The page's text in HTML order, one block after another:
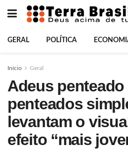
GERAL POLÍTICA
Início Geral
Adeus
penteados
levantam o
efeito “mais